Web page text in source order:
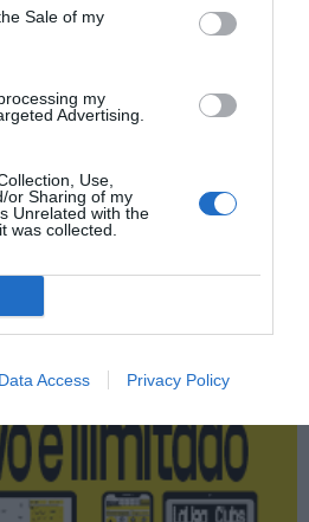
Sale of my
my
Advertising.
Use,
or Sharing of my
Unrelated with the
was collected.
Data Access Privacy Policy